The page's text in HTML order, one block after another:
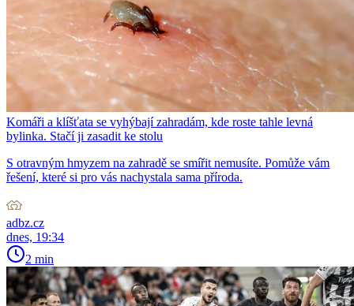
Komáři a klíšťata se vyhýbají zahradám, kde roste tahle levná
bylinka. Stačí ji zasadit ke stolu
S otravným hmyzem na zahradě se smířit nemusíte. Pomůže vám
řešení, které si pro vás nachystala sama příroda.
adbz.cz
dnes, 19:34
2 min